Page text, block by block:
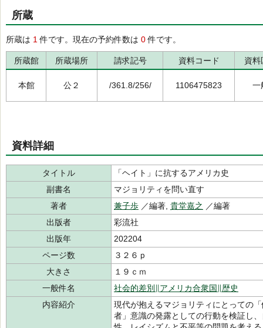
所蔵
所蔵は 1 件です。現在の予約件数は 0件です。
所蔵館 所蔵場所 請求記号 資料コード 資料
本館 公２ /361.8/256/ 1106475823 一
資料詳細
タイトル
「ヘイト」に抗するアメリカ史
副書名
マジョリティを問い直す
著者
兼子歩 ／編著, 貴堂嘉之 ／編著
出版者
彩流社
出版年
202204
ページ数
３２６ｐ
大きさ
１９ｃｍ
一般件名
社会的差別∥アメリカ合衆国∥歴史
内容紹介
現代が抱えるマジョリティにとっての
者」意識の発露としての行動を検証し